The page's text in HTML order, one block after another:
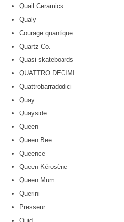
Quail Ceramics
Qualy
Courage quantique
Quartz Co.
Quasi skateboards
QUATTRO.DECIMI
Quattrobarradodici
Quay
Quayside
Queen
Queen Bee
Queence
Queen Kérosène
Queen Mum
Querini
Presseur
Quid